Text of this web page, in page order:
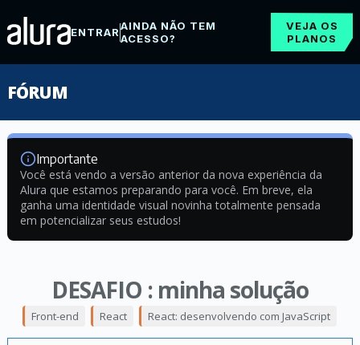
ENTRARAINDA NÃO TEM
ACESSO?
VEJA OS
PLANOS
FÓRUM
Importante
Você está vendo a versão anterior da nova experiência da
Alura que estamos preparando para você. Em breve, ela
ganha uma identidade visual novinha totalmente pensada
em potencializar seus estudos!
DESAFIO : minha solução
Front-end React React: desenvolvendo com JavaScript